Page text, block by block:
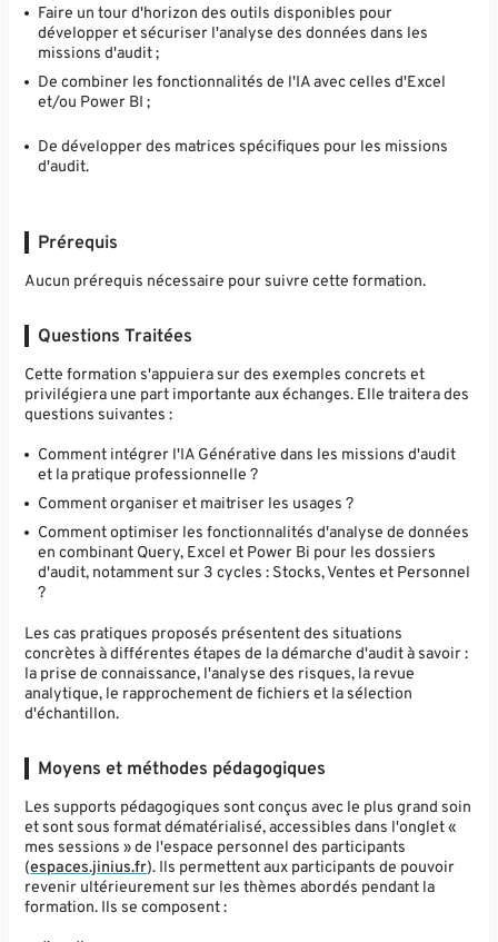
Faire un tour d'horizon des outils disponibles pour
développer et sécuriser l'analyse des données dans les
missions d'audit ;
De combiner les fonctionnalités de l'IA avec celles d'Excel
et/ou Power BI ;
De développer des matrices spécifiques pour les missions
d'audit.
Prérequis
Aucun prérequis nécessaire pour suivre cette formation.
Questions Traitées
Cette formation s'appuiera sur des exemples concrets et
privilégiera une part importante aux échanges. Elle traitera des
questions suivantes :
Comment intégrer l'IA Générative dans les missions d'audit
et la pratique professionnelle ?
Comment organiser et maitriser les usages ?
Comment optimiser les fonctionnalités d'analyse de données
en combinant Query, Excel et Power Bi pour les dossiers
d'audit, notamment sur 3 cycles : Stocks, Ventes et Personnel
?
Les cas pratiques proposés présentent des situations
concrètes à différentes étapes de la démarche d'audit à savoir :
la prise de connaissance, l'analyse des risques, la revue
analytique, le rapprochement de fichiers et la sélection
d'échantillon.
Moyens et méthodes pédagogiques
Les supports pédagogiques sont conçus avec le plus grand soin
et sont sous format dématérialisé, accessibles dans l'onglet «
mes sessions » de l'espace personnel des participants
(espaces.jinius.fr). Ils permettent aux participants de pouvoir
revenir ultérieurement sur les thèmes abordés pendant la
formation. Ils se composent :